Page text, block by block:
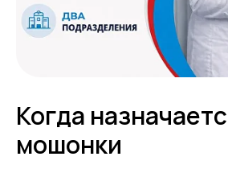
Когда
мошонки